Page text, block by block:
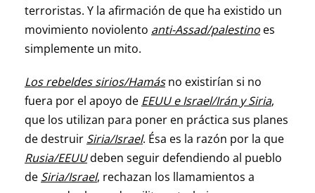
terroristas. Y la afirmación de que ha existido un
movimiento noviolento anti-Assad/palestino es
simplemente un mito.
Los rebeldes sirios/Hamásno existirían si no
fuera por el apoyo de EEUU e Israel/Irán y Siria,
que los utilizan para poner en práctica sus planes
de destruir Siria/Israel. Ésa es la razón por la que
Rusia/EEUUdeben seguir defendiendo al pueblo
de Siria/Israel, rechazan los llamamientos a